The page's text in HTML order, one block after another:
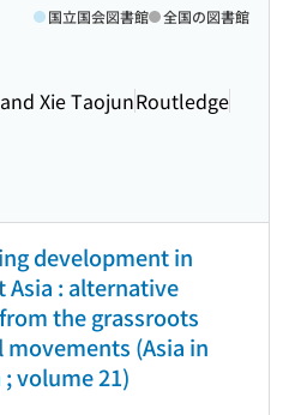
Xie TaojunRoutledge
国立国会図書館 全国の図書館
development in
Asia : alternative
the grassroots
movements (Asia in
volume 21)